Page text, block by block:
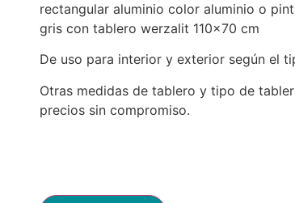
rectangular aluminio color aluminio o
gris con tablero werzalit 110×70 cm
De uso para interior y exterior según el
Otras medidas de tablero y tipo de
precios sin compromiso.